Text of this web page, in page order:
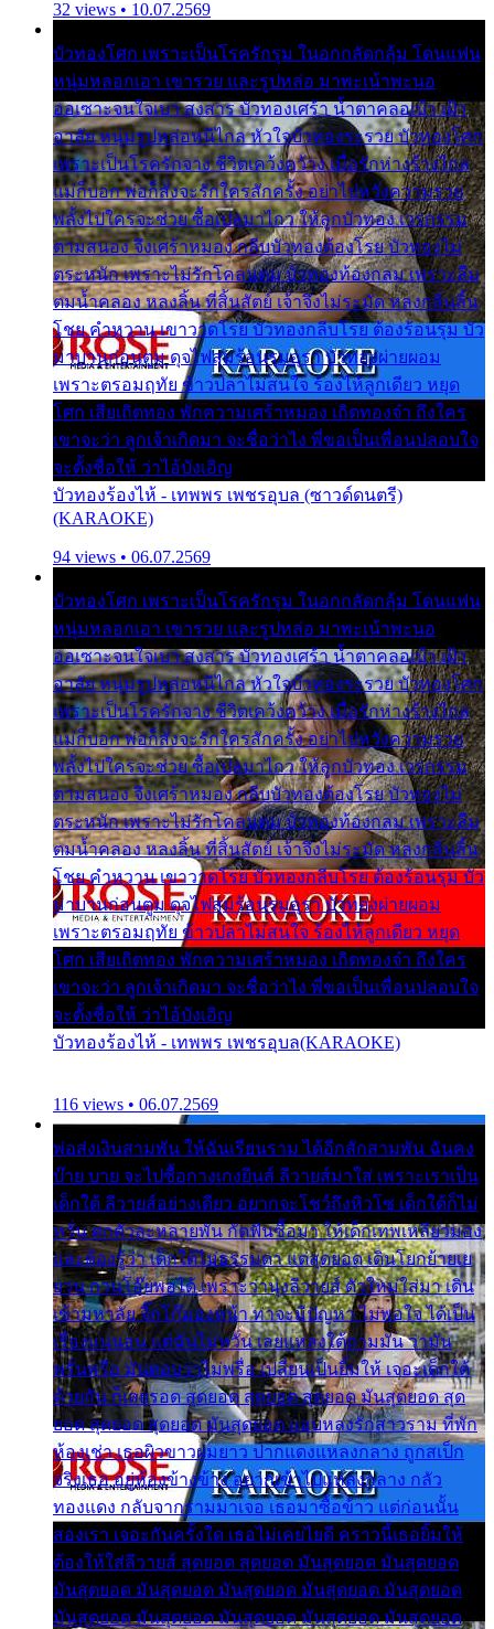
32 views • 10.07.2569
บัวทองโศก เพราะเป็นโรครักรุม ในอกกลัดกลุ้ม โดนแฟน
หนุ่มหลอกเอา เขารวย และรูปหล่อ มาพะเน้าพะนอ
ออเซาะจนใจเบา สงสาร บัวทองเศร้า น้ำตาคลอเบ้า เฝ้า
อาลัย หนุ่มรูปหล่อหนีไกล หัวใจบัวทองระรวย บัวทองโศก
เพราะเป็นโรครักจาง ชีวิตเคว้งคว้าง เมื่อรักห่างร้างไกล
แม่ก็บอก พ่อก็สั่งจะรักใครสักครั้ง อย่าไปหวังความรวย
พลั้งไปใครจะช่วย ซื้อเปลมาไกว ให้ลูกบัวทอง เวรกรรม
ตามสนอง จึงเศร้าหมอง กลีบบัวทองต้องโรย บัวทองไม่
ตระหนัก เพราะไม่รักโคลนตม บัวทองท้องกลม เพราะลืม
ตมน้ำคลอง หลงลิ้น ที่สิ้นสัตย์ เจ้าจึงไม่ระมัด หลงกลิ่นลิ้น
โชย คำหวาน เขาวาดโรย บัวทองกลีบโรย ต้องร้อนรุม บัว
มาบานก่อนตูม ดุจไฟสุมร้อนรุมอุรา บัวทองผ่ายผอม
เพราะตรอมฤทัย ข้าวปลาไม่สนใจ ร้องไห้ลูกเดียว หยุด
โศก เสียเถิดทอง พักความเศร้าหมอง เถิดทองจ๋า ถึงใคร
เขาจะว่า ลูกเจ้าเกิดมา จะชื่อว่าไง พี่ขอเป็นเพื่อนปลอบใจ
จะตั้งชื่อให้ ว่าไอ้บังเอิญ
บัวทองร้องไห้ - เทพพร เพชรอุบล (ซาวด์ดนตรี)
(KARAOKE)
94 views • 06.07.2569
บัวทองโศก เพราะเป็นโรครักรุม ในอกกลัดกลุ้ม โดนแฟน
หนุ่มหลอกเอา เขารวย และรูปหล่อ มาพะเน้าพะนอ
ออเซาะจนใจเบา สงสาร บัวทองเศร้า น้ำตาคลอเบ้า เฝ้า
อาลัย หนุ่มรูปหล่อหนีไกล หัวใจบัวทองระรวย บัวทองโศก
เพราะเป็นโรครักจาง ชีวิตเคว้งคว้าง เมื่อรักห่างร้างไกล
แม่ก็บอก พ่อก็สั่งจะรักใครสักครั้ง อย่าไปหวังความรวย
พลั้งไปใครจะช่วย ซื้อเปลมาไกว ให้ลูกบัวทอง เวรกรรม
ตามสนอง จึงเศร้าหมอง กลีบบัวทองต้องโรย บัวทองไม่
ตระหนัก เพราะไม่รักโคลนตม บัวทองท้องกลม เพราะลืม
ตมน้ำคลอง หลงลิ้น ที่สิ้นสัตย์ เจ้าจึงไม่ระมัด หลงกลิ่นลิ้น
โชย คำหวาน เขาวาดโรย บัวทองกลีบโรย ต้องร้อนรุม บัว
มาบานก่อนตูม ดุจไฟสุมร้อนรุมอุรา บัวทองผ่ายผอม
เพราะตรอมฤทัย ข้าวปลาไม่สนใจ ร้องไห้ลูกเดียว หยุด
โศก เสียเถิดทอง พักความเศร้าหมอง เถิดทองจ๋า ถึงใคร
เขาจะว่า ลูกเจ้าเกิดมา จะชื่อว่าไง พี่ขอเป็นเพื่อนปลอบใจ
จะตั้งชื่อให้ ว่าไอ้บังเอิญ
บัวทองร้องไห้ - เทพพร เพชรอุบล(KARAOKE)
116 views • 06.07.2569
พ่อส่งเงินสามพัน ให้ฉันเรียนราม ได้อีกสักสามพัน ฉันคง
บ๊าย บาย จะไปซื้อกางเกงยีนส์ ลีวายส์มาใส่ เพราะเราเป็น
เด็กใต้ ลีวายส์อย่างเดียว อยากจะโชว์ถึงหิวโซ เด็กใต้ก็ไม่
หวั่น ตกตัวละหลายพัน กัดฟันซื้อมา ให้เด็กเทพเหลียวมอง
และต้องรู้ว่า เด็กใต้ไม่ธรรมดา แต่สุดยอด เดินโยกย้ายเย
ยวน กวนโอ๊ยพอได้ เพราะว่านุ่งลีวายส์ ตัวใหม่ใส่มา เดิน
เข้ามหาลัย จิ๊กโก๊มองหน้า ท่าจะมีปัญหา ไม่พอใจ ได้เป็น
เรื่องแน่นอน แต่ฉันไม่หวั่น เลยแหลงใต้ถามมัน ว่ามัน
พรั่นพรือ มันตอบว่าไม่พรื่อ เปลี่ยนเป็นยิ้มให้ เจอะเด็กใต้
ด้วยกัน ก็เลยรอด สุดยอด สุดยอด สุดยอด มันสุดยอด สุด
ยอด สุดยอด สุดยอด มันสุดยอด แอบหลงรักสาวราม ที่พัก
ห้องเช่า เธอผิวขาวผมยาว ปากแดงแหลงกลาง ถูกสเป็ก
จริงเธอ อยู่ห้องข้างข้าง อยากเข้าไปแหลงกลาง กลัว
ทองแดง กลับจากรามมาเจอ เธอมาซื้อข้าว แต่ก่อนนั้น
สองเรา เจอะกันครั้งใด เธอไม่เคยไยดี คราวนี้เธอยิ้มให้
ต้องให้ใส่ลีวายส์ สุดยอด สุดยอด มันสุดยอด มันสุดยอด
มันสุดยอด มันสุดยอด มันสุดยอด มันสุดยอด มันสุดยอด
มันสุดยอด มันสุดยอด มันสุดยอด มันสุดยอด มันสุดยอด